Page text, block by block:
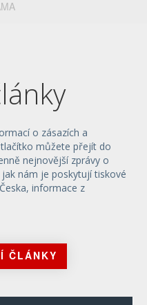
o zásazích a
můžete přejít do
nejnovější zprávy o
jak nám je poskytují tiskové
informace z
ČLÁNKY